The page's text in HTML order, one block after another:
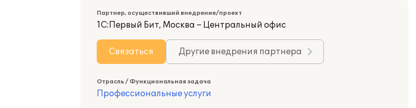
Партнер, осуществивший внедрение/проект
1С:Первый Бит, Москва – Центральный офис
Связаться Другие внедрения партнера
Отрасль / Функциональная задача
Профессиональные услуги